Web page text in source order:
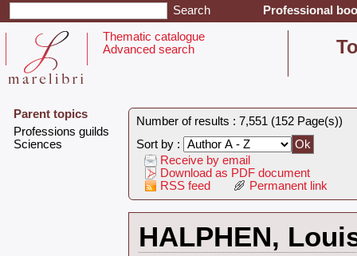
Professional
Thematic catalogue
Advanced search
Parent topics
‎Professions guilds‎
‎Sciences‎
Number of results : 7,551 (152 Page(s))
Sort by :
Receive by email
Download as PDF document
RSS feed
Permanent link
‎HALPHEN,